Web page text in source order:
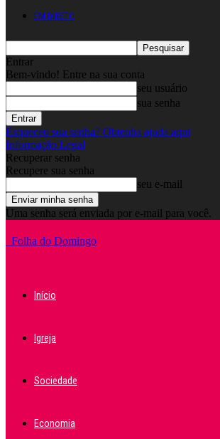
EM DIRETO
Entrar
Bem-vindo! Entre na sua conta
seu usuário
sua senha
Esqueceu sua senha? Obtenha ajuda aqui
Informação Legal
Recuperar senha
Recupere sua senha
seu e-mail
Uma senha será enviada por e-mail para você.
Folha do Domingo
Início
Igreja
Sociedade
Economia